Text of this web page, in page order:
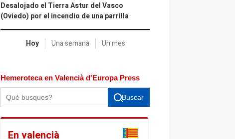
Desalojado el Tierra Astur del Vasco
(Oviedo) por el incendio de una parrilla
Hoy Una semana Un mes
Hemeroteca en Valencià d'Europa Press
Buscar
En valencià